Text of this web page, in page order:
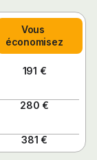
Vous
économisez
191 €
280 €
381 €